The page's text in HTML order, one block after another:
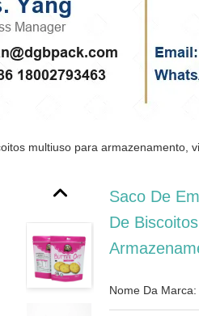
multiuso para armazenamento,
Saco De
De
Nome Da Marca: